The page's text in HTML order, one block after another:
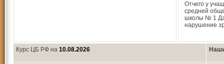
Отчего у
средней
школы № 1
нарушение
Курс ЦБ РФ на 10.08.2026